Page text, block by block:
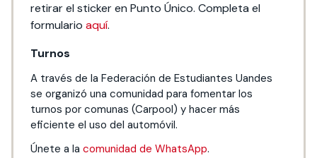
retirar el sticker en Punto Único. Completa el
formulario aquí.
Turnos
A través de la Federación de Estudiantes Uandes
se organizó una comunidad para fomentar los
turnos por comunas (Carpool) y hacer más
eficiente el uso del automóvil.
‎Únete a la comunidad de WhatsApp.